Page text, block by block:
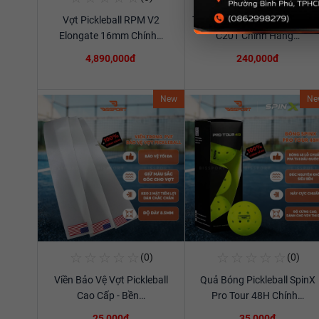
Vợt Pickleball RPM V2
Elongate 16mm Chính…
4,890,000đ
Túi Thể Thao Cầu Lông Ywyat
C201 Chính Hãng…
240,000đ
New
Xem chi tiết
(0)
Viền Bảo Vệ Vợt Pickleball
Cao Cấp - Bền…
Xem chi tiết
(0)
Quả Bóng Pickleball SpinX
Pro Tour 48H Chính…